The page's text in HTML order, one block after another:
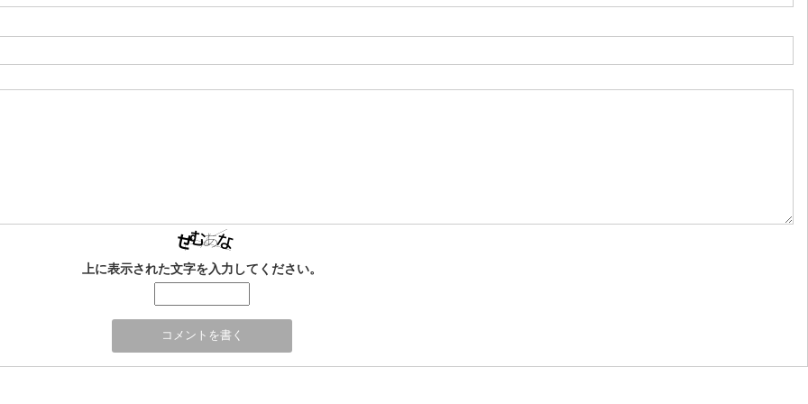
上に表示された文字を入力してください。